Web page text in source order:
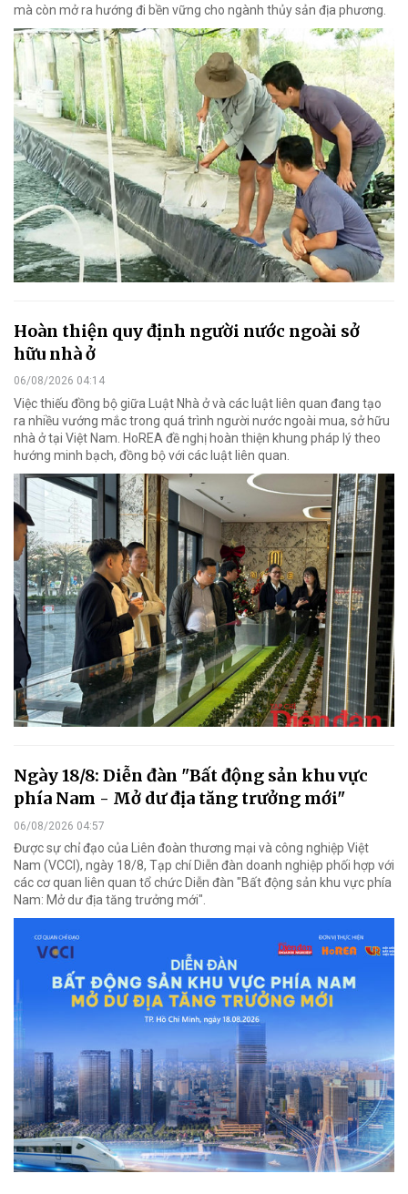
mà còn mở ra hướng đi bền vững cho ngành thủy sản địa phương.
Hoàn thiện quy định người nước ngoài sở
hữu nhà ở
06/08/2026 04:14
Việc thiếu đồng bộ giữa Luật Nhà ở và các luật liên quan đang tạo
ra nhiều vướng mắc trong quá trình người nước ngoài mua, sở hữu
nhà ở tại Việt Nam. HoREA đề nghị hoàn thiện khung pháp lý theo
hướng minh bạch, đồng bộ với các luật liên quan.
Ngày 18/8: Diễn đàn "Bất động sản khu vực
phía Nam - Mở dư địa tăng trưởng mới"
06/08/2026 04:57
Được sự chỉ đạo của Liên đoàn thương mại và công nghiệp Việt
Nam (VCCI), ngày 18/8, Tạp chí Diễn đàn doanh nghiệp phối hợp với
các cơ quan liên quan tổ chức Diễn đàn "Bất động sản khu vực phía
Nam: Mở dư địa tăng trưởng mới".